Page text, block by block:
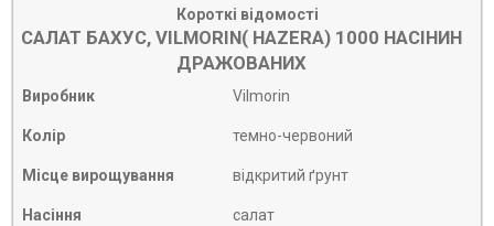
Короткі відомості
САЛАТ БАХУС, VILMORIN( HAZERA) 1000 НАСІНИН
ДРАЖОВАНИХ
Виробник Vilmorin
Колір темно-червоний
Місце вирощування відкритий ґрунт
Насіння салат